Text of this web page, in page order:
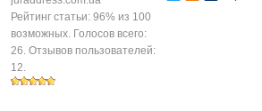
Рейтинг статьи: 96% из 100
возможных. Голосов всего:
26. Отзывов пользователей:
12.